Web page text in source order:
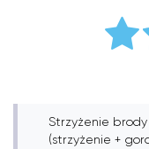
Strzyżenie brody
(strzyżenie +